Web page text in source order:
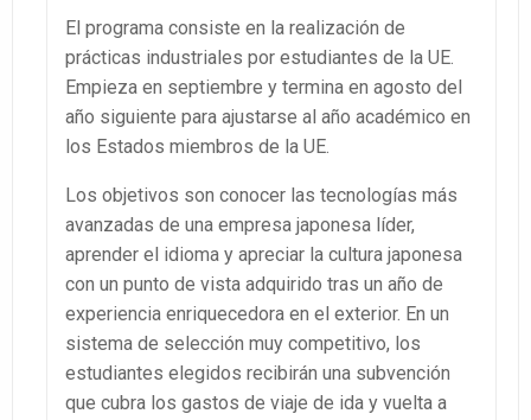
El programa consiste en la realización de
prácticas industriales por estudiantes de la UE.
Empieza en septiembre y termina en agosto del
año siguiente para ajustarse al año académico en
los Estados miembros de la UE.
Los objetivos son conocer las tecnologías más
avanzadas de una empresa japonesa líder,
aprender el idioma y apreciar la cultura japonesa
con un punto de vista adquirido tras un año de
experiencia enriquecedora en el exterior. En un
sistema de selección muy competitivo, los
estudiantes elegidos recibirán una subvención
que cubra los gastos de viaje de ida y vuelta a